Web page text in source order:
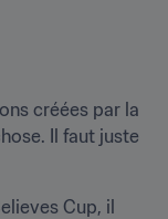
créées par la
Il faut juste
Cup, il